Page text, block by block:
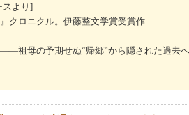
スより]
クロニクル。伊藤整文学賞受賞作
祖母の予期せぬ“帰郷”から隠された過去